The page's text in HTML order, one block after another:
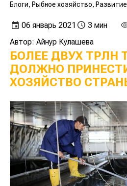
Блоги, Рыбное хозяйство,
06 январь 2021 3 мин
Автор: Айнур Кулашева
БОЛЕЕ ДВУХ ТРЛН
ДОЛЖНО
ХОЗЯЙСТВО